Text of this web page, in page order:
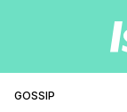
GOSSIP